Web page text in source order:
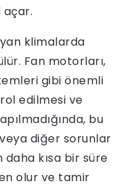
açar.
klimalarda
Fan motorları,
gibi önemli
edilmesi ve
bu
diğer sorunlar
daha kısa bir süre
olur ve tamir